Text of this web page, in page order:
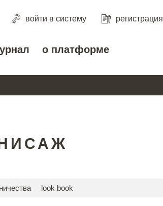
войти в систему регистрация
о платформе
look book